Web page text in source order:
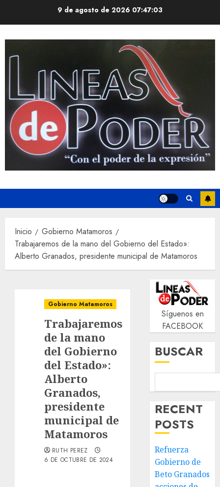
9 de agosto de 2026 07:47:04
Inicio
Gobierno Matamoros
Trabajaremos de la mano del Gobierno del Estado»:
Alberto Granados, presidente municipal de Matamoros
Gobierno Matamoros
Trabajaremos
de la mano
del Gobierno
del Estado»:
Alberto
Granados,
presidente
municipal de
Matamoros
RUTH PEREZ
6 DE OCTUBRE DE 2024
Síguenos en
FACEBOOK
BUSCAR
RECENT
POSTS
Refuerza
Gobierno de
Beto Granados